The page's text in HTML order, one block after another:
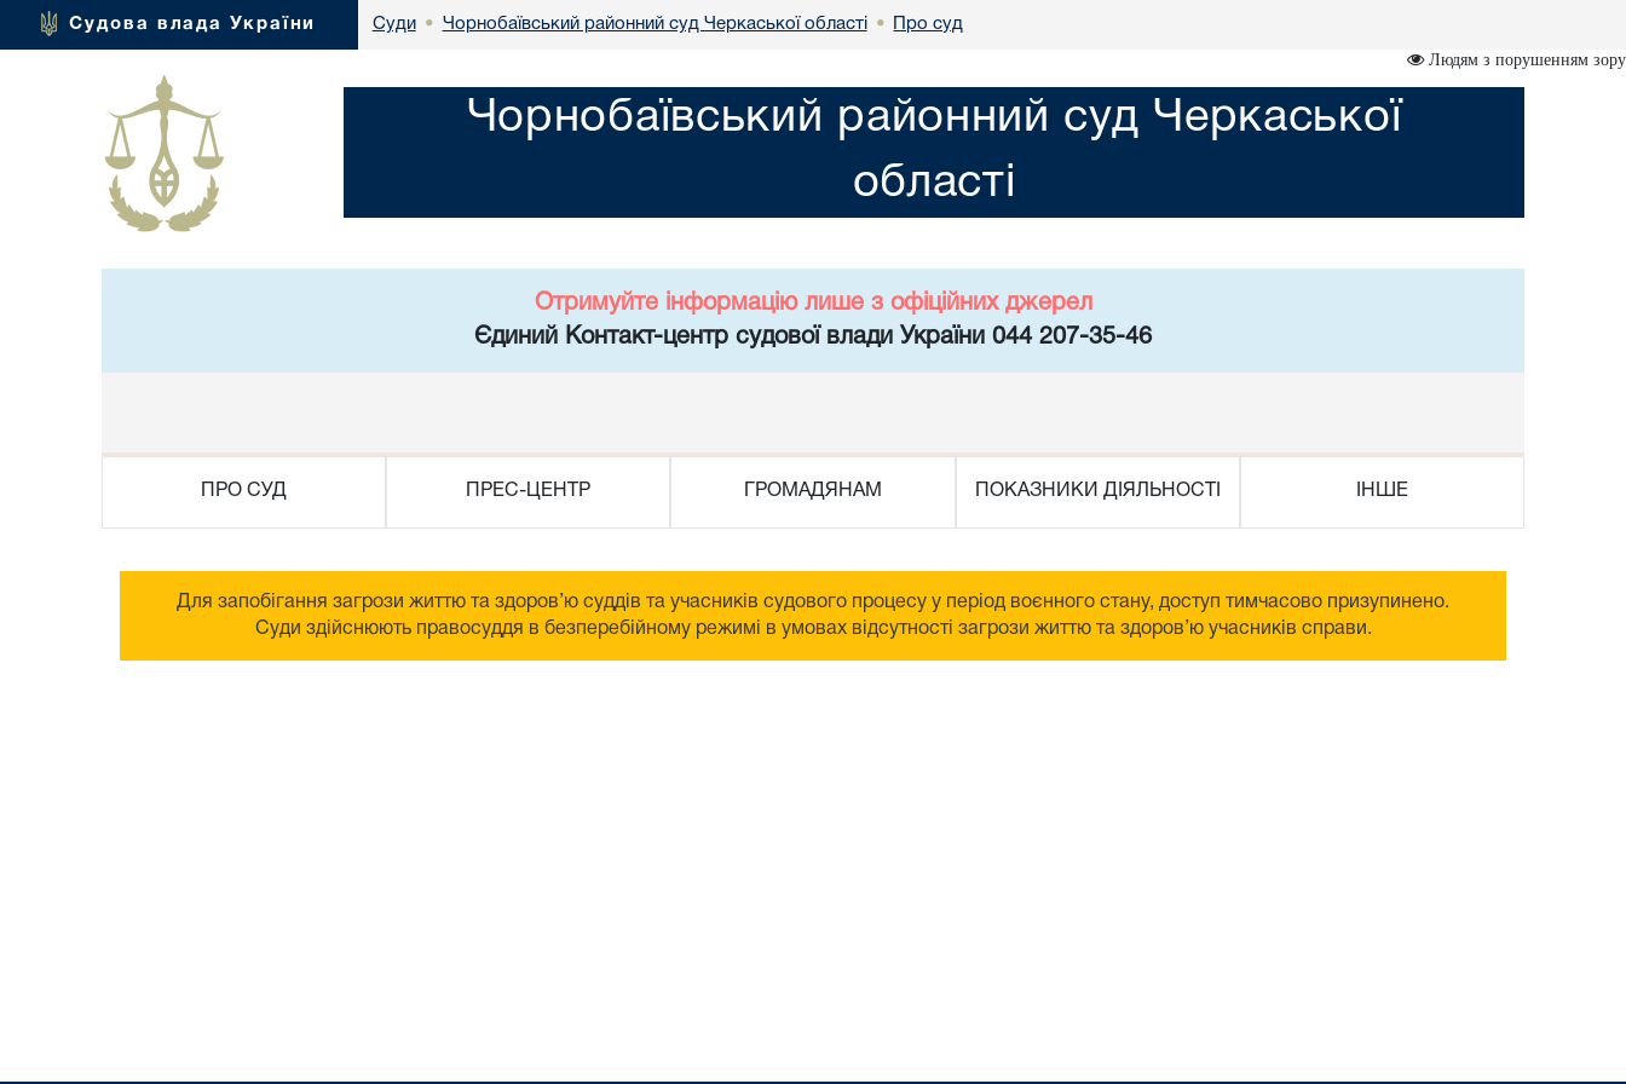
Судова влада України Суди • Чорнобаївський районний суд Черкаської області • Про суд
Людям з порушенням зору
Чорнобаївський районний суд Черкаської
області
Отримуйте інформацію лише з офіційних джерел
Єдиний Контакт-центр судової влади України 044 207-35-46
ПРО СУД ПРЕС-ЦЕНТР ГРОМАДЯНАМ ПОКАЗНИКИ ДІЯЛЬНОСТІ ІНШЕ
Для запобігання загрози життю та здоров’ю суддів та учасників судового процесу у період воєнного стану, доступ тимчасово призупинено.
Суди здійснюють правосуддя в безперебійному режимі в умовах відсутності загрози життю та здоров’ю учасників справи.